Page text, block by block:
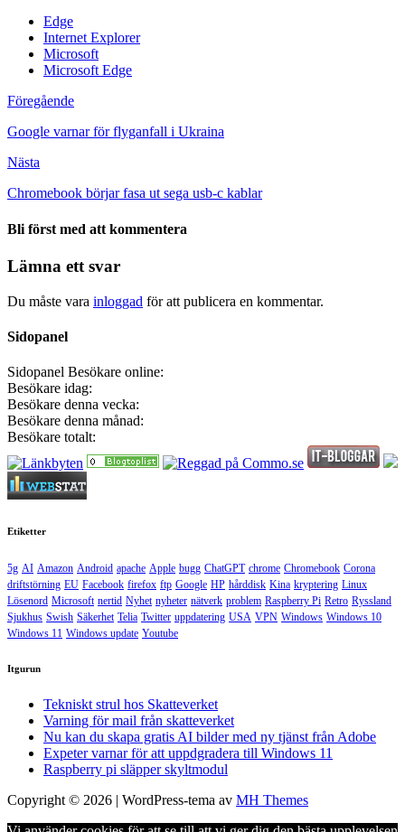
Edge
Internet Explorer
Microsoft
Microsoft Edge
Föregående
Google varnar för flyganfall i Ukraina
Nästa
Chromebook börjar fasa ut sega usb-c kablar
Bli först med att kommentera
Lämna ett svar
Du måste vara inloggad för att publicera en kommentar.
Sidopanel
Sidopanel Besökare online:
Besökare idag:
Besökare denna vecka:
Besökare denna månad:
Besökare totalt:
Etiketter
5g AI Amazon Android apache Apple bugg ChatGPT chrome Chromebook Corona
driftstörning EU Facebook firefox ftp Google HP hårddisk Kina kryptering Linux
Lösenord Microsoft nertid Nyhet nyheter nätverk problem Raspberry Pi Retro Ryssland
Sjukhus Swish Säkerhet Telia Twitter uppdatering USA VPN Windows Windows 10
Windows 11 Windows update Youtube
Itgurun
Tekniskt strul hos Skatteverket
Varning för mail från skatteverket
Nu kan du skapa gratis AI bilder med ny tjänst från Adobe
Expeter varnar för att uppdgradera till Windows 11
Raspberry pi släpper skyltmodul
Copyright © 2026 | WordPress-tema av MH Themes